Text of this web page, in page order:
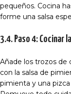
pequeños. Cocina
forme una salsa
3.4. Paso 4: Cocinar
Añade los trozos de
con la salsa de
pimienta y una